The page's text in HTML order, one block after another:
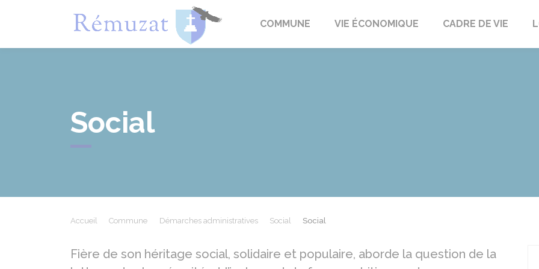
RémuzatCOMMUNE VIE ÉCONOMIQUE CADRE DE VIE
Social
Accueil Commune Démarches administratives Social Social
Fière de son héritage social, solidaire et populaire, aborde la question de la